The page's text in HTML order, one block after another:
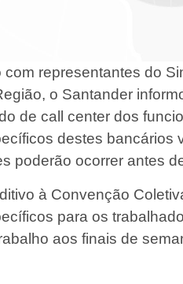
com representantes do
o Santander
de call center dos
destes bancários
poderão ocorrer antes
à Convenção
para os
aos finais de